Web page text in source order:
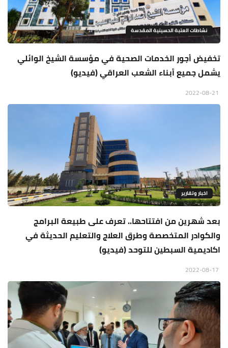
نشاطات العتبة الحسينية المقدسة
تخفيض أجور الخدمات الصحية في مؤسسة الشيخ الوائلي
يشمل جميع أبناء الشعب العراقي (فيديو)
اخبار وتقارير
بعد شهرين من افتتاحها.. تعرف على طبيعة البرامج
والكوادر المتخصصة وطرق العلاج والتعليم الحديثة في
اكاديمية السبطين للتوحد (فيديو)